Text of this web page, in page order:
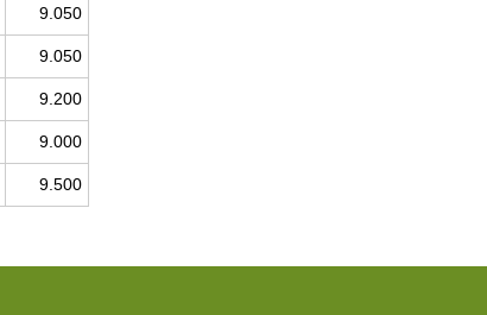
9.050
9.050
9.200
9.000
9.500